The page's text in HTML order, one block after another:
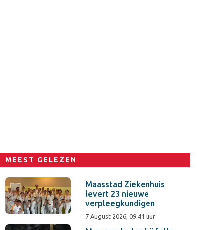
MEEST GELEZEN
Maasstad Ziekenhuis
levert 23 nieuwe
verpleegkundigen
7 August 2026, 09:41 uur